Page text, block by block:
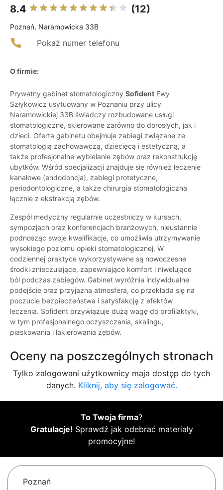
8.4 (12)
Poznań, Naramowicka 33B
Pokaż numer telefonu
O firmie:
Prywatny gabinet stomatologiczny Sofident Ewy
Szłykowicz usytuowany w Poznaniu przy ulicy
Naramowickiej 33B świadczy rozbudowane usługi
stomatologiczne, skierowane zarówno do dorosłych, jak i
dzieci. Oferta gabinetu obejmuje zabiegi związane ze
stomatologią zachowawczą, dziecięcą i estetyczną, a
także profesjonalne wybielanie zębów oraz rekonstrukcję
ubytków. Wśród specjalizacji znajduje się również leczenie
kanałowe (endodoncja), zabiegi protetyczne,
periodontologiczne, a także chirurgia stomatologiczna
łącznie z ekstrakcją zębów.
Zespół medyczny regularnie uczestniczy w kursach,
sympozjach oraz konferencjach branżowych, nieustannie
podnosząc swoje kwalifikacje, co umożliwia utrzymywanie
wysokiego poziomu opieki stomatologicznej. W
codziennej praktyce wykorzystywane są nowoczesne
środki znieczulające, zapewniające komfort i niwelujące
ból podczas zabiegów. Gabinet wyróżnia indywidualne
podejście oraz przyjazna atmosfera, co przekłada się na
poczucie bezpieczeństwa i satysfakcję z efektów
leczenia. Sofident przywiązuje dużą wagę do profilaktyki,
w tym profesjonalnego oczyszczania, skalingu,
piaskowania i lakierowania zębów.
Oceny na poszczególnych stronach
Tylko zalogowani użytkownicy maja dostęp do tych
danych. Kliknij, aby się zalogować.
To Twoja firma?
Gratulacje! Sprawdź jak odebrać materiały
promocyjne!
Poznań